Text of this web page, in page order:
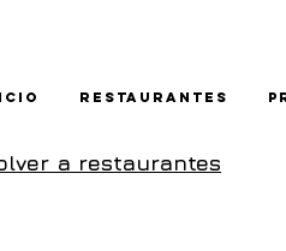
Restaurantes
a restaurantes